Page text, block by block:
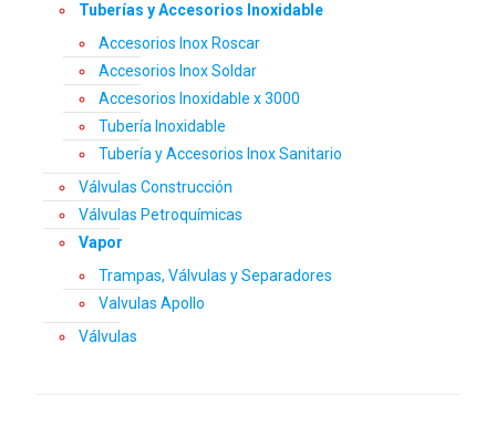
Tuberías y Accesorios Inoxidable
Accesorios Inox Roscar
Accesorios Inox Soldar
Accesorios Inoxidable x 3000
Tubería Inoxidable
Tubería y Accesorios Inox Sanitario
Válvulas Construcción
Válvulas Petroquímicas
Vapor
Trampas, Válvulas y Separadores
Valvulas Apollo
Válvulas